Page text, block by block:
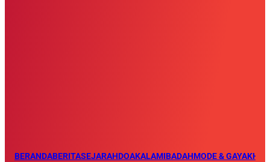
BERANDABERITASEJARAHDOAKALAMIBADAHMODE & GAYA